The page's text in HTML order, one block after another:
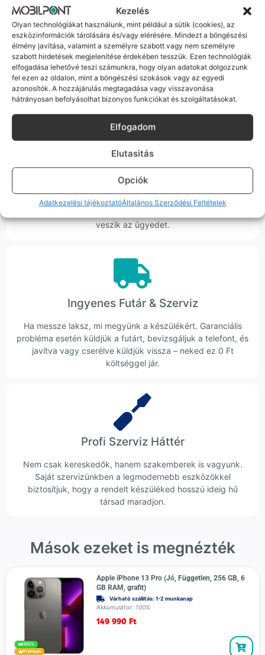
Kezelés
Olyan technológiákat használunk, mint például a sütik (cookies), az
eszközinformációk tárolására és/vagy elérésére. Mindezt a böngészési
élmény javítása, valamint a személyre szabott vagy nem személyre
szabott hirdetések megjelenítése érdekében tesszük. Ezen technológiák
elfogadása lehetővé teszi számunkra, hogy olyan adatokat dolgozzunk
fel ezen az oldalon, mint a böngészési szokások vagy az egyedi
azonosítók. A hozzájárulás megtagadása vagy visszavonása
hátrányosan befolyásolhat bizonyos funkciókat és szolgáltatásokat.
Elfogadom
Elutasitás
Opciók
Adatkezelési tájékoztatóÁltalános Szerződési Feltételek
100% Elérhetőség
Sok éve a szegedi piac meghatározó szereplői vagyunk.
Nem egy arctalan webshop vagyunk: ha kérdésed van, élő
ember veszi fel a telefont, és személyesen is megtalálsz
minket Szegeden.
Korrekt Ügyintézés
Hibázni emberi dolog, de a felelősségvállalás nálunk alap.
Ha ritkán előfordul egy hiba, nem kifogásokat keresünk,
veszik az ügyedet.
Ingyenes Futár & Szerviz
Ha messze laksz, mi megyünk a készülékért. Garanciális
probléma esetén küldjük a futárt, bevizsgáljuk a telefont, és
javítva vagy cserélve küldjük vissza – neked ez 0 Ft
költséggel jár.
Profi Szerviz Háttér
Nem csak kereskedők, hanem szakemberek is vagyunk.
Saját szervizünkben a legmodernebb eszközökkel
biztosítjuk, hogy a rendelt készüléked hosszú ideig hű
társad maradjon.
Mások ezeket is megnézték
100%
Prémium
Apple iPhone 13 Pro (Jó, Független, 256 GB, 6
GB RAM, grafit)
Várható szállítás: 1-2 munkanap
Akkumulátor: 100%
149 990 Ft